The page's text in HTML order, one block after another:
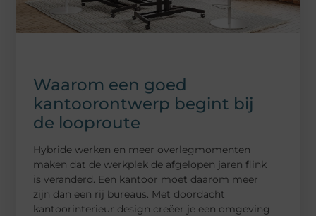
Waarom een goed
kantoorontwerp begint bij
de looproute
Hybride werken en meer overlegmomenten
maken dat de werkplek de afgelopen jaren flink
is veranderd. Een kantoor moet daarom meer
zijn dan een rij bureaus. Met doordacht
kantoorinterieur design creëer je een omgeving